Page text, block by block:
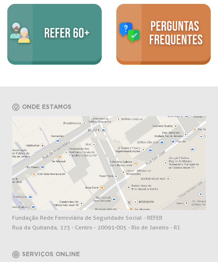
ONDE ESTAMOS
Fundação Rede Ferroviária de Seguridade Social - REFER
Rua da Quitanda, 173 - Centro - 20091-005 - Rio de Janeiro - RJ.
SERVIÇOS ONLINE